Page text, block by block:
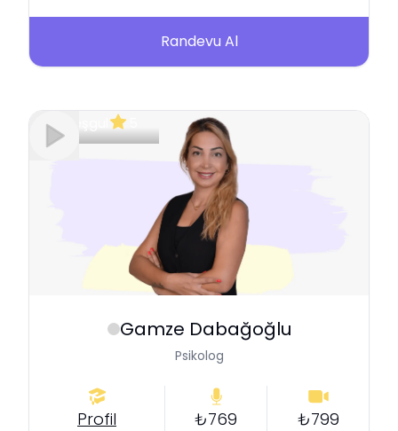
Randevu Al
Gamze Dabağoğlu
Psikolog
Profil ₺769 ₺799